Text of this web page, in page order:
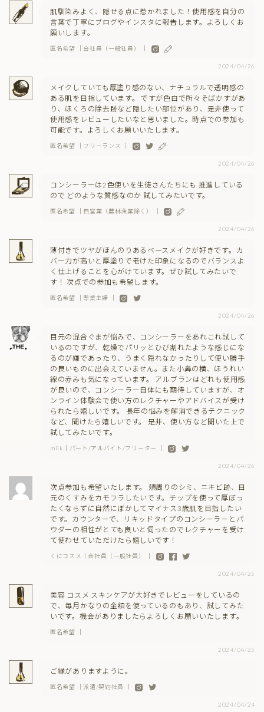
肌馴染みよく、隠せる点に惹かれました！使用感を自分の
言葉で丁寧にブログやインスタに報告します。よろしくお
願いします。
匿名希望 ｜会社員（一般社員） ｜
2024/04/26
メイクしていても厚塗り感のない、ナチュラルで透明感の
ある肌を目指しています。 ですが色白で所々そばかすがあ
り、ほくろの除去跡など隠したい部位があり、是非使って
使用感をレビューしたいなと思いました。時点での参加も
可能です。よろしくお願いいたします。
匿名希望 ｜フリーランス ｜
2024/04/26
コンシーラーは2色使いを生徒さんたちにも 推進している
ので どのような質感なのか 試してみたいです。
匿名希望 ｜自営業（農林漁業除く） ｜
2024/04/26
薄付きでツヤがほんのりあるベースメイクが好きです。カ
バー力が高いと厚塗りで老けた印象になるのでバランスよ
く仕上げることを心がけています。ぜひ試してみたいで
す！ 次点での参加も希望します。
匿名希望 ｜専業主婦 ｜
2024/04/26
目元の混合ぐまが悩みで、コンシーラーをあれこれ試して
いるのですが、乾燥でパリッとひび割れたような感じにな
るのが嫌であったり、うまく隠れなかったりして使い勝手
の良いものに出会えていません。また小鼻の横、ほうれい
線の赤みも気になっています。 アルブランはどれも使用感
が良いので、コンシーラー自体にも期待していますが、オ
ンライン体験会で使い方のレクチャーやアドバイスが受け
られたら嬉しいです。 長年の悩みを解消できるテクニック
など、聞けたら嬉しいです。 是非、使い方など聞いた上で
試してみたいです。
miik｜パート/アルバイト/フリーター ｜
2024/04/26
次点参加も希望いたします。 頬周りのシミ、ニキビ跡、目
元のくすみをカモフラしたいです。チップを使って厚ぼっ
たくならずに自然にぼかしてマイナス3歳肌を目指したい
です。カウンターで、リキッドタイプのコンシーラーとパ
ウダーの相性がとても良いと伺ったのでレクチャーを受け
て使わせていただけたら嬉しいです！
くにコスメ｜会社員（一般社員） ｜
2024/04/25
美容 コスメ スキンケアが大好きでレビューをしているの
で、毎月かなりの金額を使っているのもあり、試してみた
いです。機会がありましたらよろしくお願いいたします。
匿名希望 ｜
2024/04/25
ご縁がありますように。
匿名希望 ｜派遣/契約社員 ｜
2024/04/24